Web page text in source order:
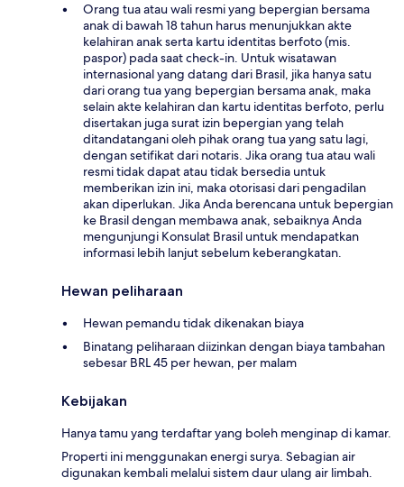
Orang tua atau wali resmi yang bepergian bersama
anak di bawah 18 tahun harus menunjukkan akte
kelahiran anak serta kartu identitas berfoto (mis.
paspor) pada saat check-in. Untuk wisatawan
internasional yang datang dari Brasil, jika hanya satu
dari orang tua yang bepergian bersama anak, maka
selain akte kelahiran dan kartu identitas berfoto, perlu
disertakan juga surat izin bepergian yang telah
ditandatangani oleh pihak orang tua yang satu lagi,
dengan setifikat dari notaris. Jika orang tua atau wali
resmi tidak dapat atau tidak bersedia untuk
memberikan izin ini, maka otorisasi dari pengadilan
akan diperlukan. Jika Anda berencana untuk bepergian
ke Brasil dengan membawa anak, sebaiknya Anda
mengunjungi Konsulat Brasil untuk mendapatkan
informasi lebih lanjut sebelum keberangkatan.
Hewan peliharaan
Hewan pemandu tidak dikenakan biaya
Binatang peliharaan diizinkan dengan biaya tambahan
sebesar BRL 45 per hewan, per malam
Kebijakan
Hanya tamu yang terdaftar yang boleh menginap di kamar.
Properti ini menggunakan energi surya. Sebagian air
digunakan kembali melalui sistem daur ulang air limbah.